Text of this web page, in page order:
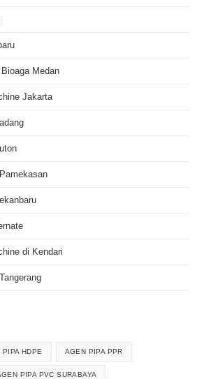
Medan
Jakarta
di Kendari
PIPA HDPE AGEN PIPA PPR
PIPA PVC SURABAYA